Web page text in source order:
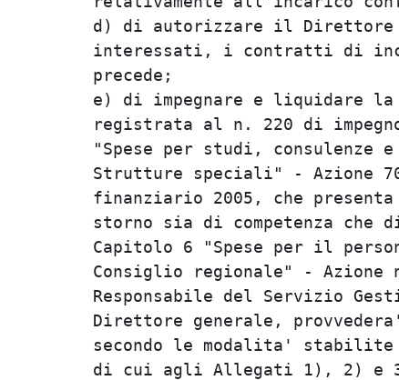
d) di autorizzare il
interessati, i
e) di impegnare e
registrata al n. 220 di
"Spese per studi,
Strutture speciali" -
finanziario 2005, che
storno sia di
Capitolo 6 "Spese per il
Consiglio regionale"
Responsabile del
Direttore generale,
secondo le modalita'
di cui agli Allegati 1),